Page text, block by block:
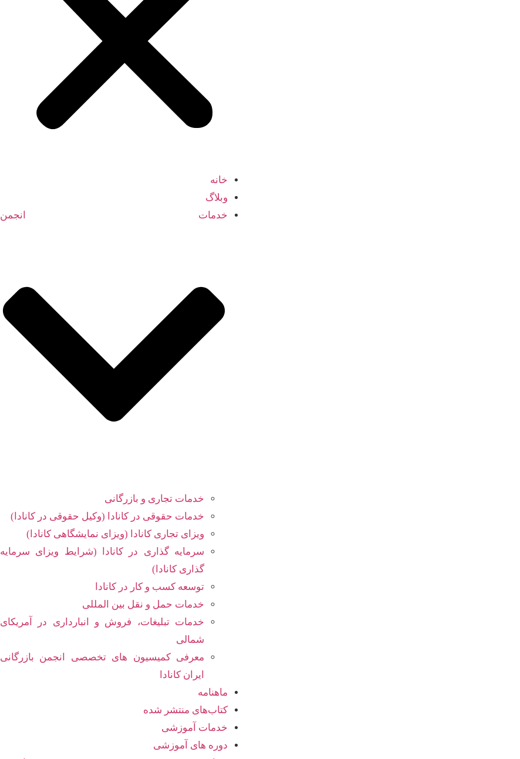
خانه
وبلاگ
خدمات انجمن
خدمات تجاری و بازرگانی
خدمات حقوقی در کانادا (وکیل حقوقی در کانادا)
ویزای تجاری کانادا (ویزای نمایشگاهی کانادا)
سرمایه گذاری در کانادا (شرایط ویزای سرمایه
گذاری کانادا)
توسعه کسب و کار در کانادا
خدمات حمل و نقل بین المللی
خدمات تبلیغات، فروش و انبارداری در آمریکای
شمالی
معرفی کمیسیون های تخصصی انجمن بازرگانی
ایران کانادا
ماهنامه
کتاب‌های منتشر شده
خدمات آموزشی
دوره های آموزشی